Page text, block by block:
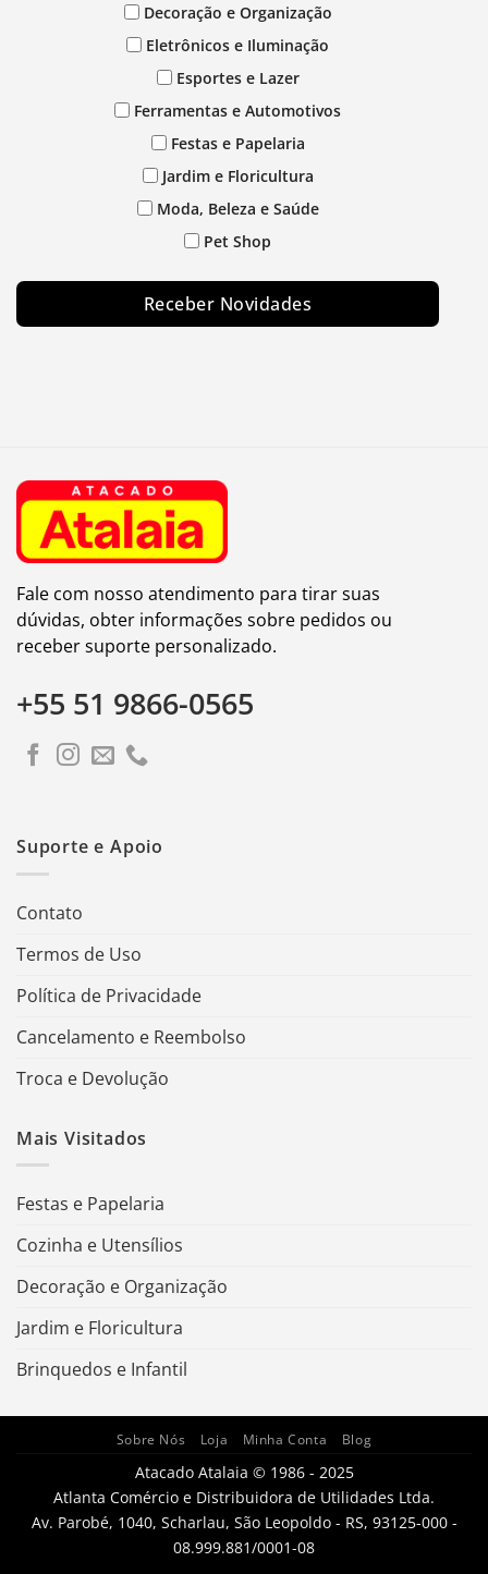
Decoração e Organização
Eletrônicos e Iluminação
Esportes e Lazer
Ferramentas e Automotivos
Festas e Papelaria
Jardim e Floricultura
Moda, Beleza e Saúde
Pet Shop
Receber Novidades
Fale com nosso atendimento para tirar suas
dúvidas, obter informações sobre pedidos ou
receber suporte personalizado.
+55 51 9866-0565
Suporte e Apoio
Contato
Termos de Uso
Política de Privacidade
Cancelamento e Reembolso
Troca e Devolução
Mais Visitados
Festas e Papelaria
Cozinha e Utensílios
Decoração e Organização
Jardim e Floricultura
Brinquedos e Infantil
Sobre Nós Loja Minha Conta Blog
Atacado Atalaia © 1986 - 2025
Atlanta Comércio e Distribuidora de Utilidades Ltda.
Av. Parobé, 1040, Scharlau, São Leopoldo - RS, 93125-000 -
08.999.881/0001-08